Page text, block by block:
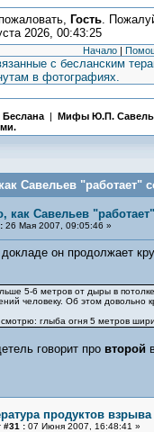
Гость.
2026, 00:43:25
Начало |
с бесланским
в фотографиях.
| Мифы Ю.П.
Савельев "работает"
как Савельев
26 Мая 2007, 09:05:46 »
он продолжает
5-6 метров от дыры в
человеку. Об этом довольно
глыба огня 5 метров
говорит про второй
продуктов взрыва
#31 :07 Июня 2007, 16:48:41 »